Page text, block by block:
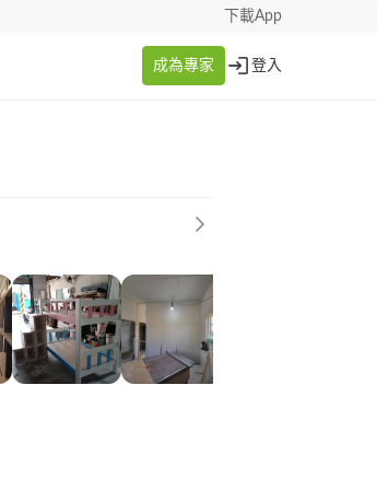
下載App
成為專家 登入